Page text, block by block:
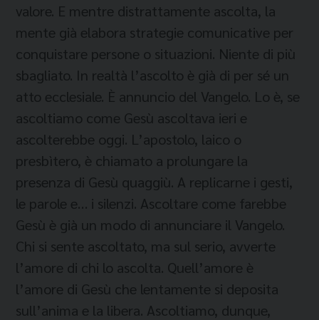
valore. E mentre distrattamente ascolta, la
mente già elabora strategie comunicative per
conquistare persone o situazioni. Niente di più
sbagliato. In realtà l’ascolto è già di per sé un
atto ecclesiale. È annuncio del Vangelo. Lo è, se
ascoltiamo come Gesù ascoltava ieri e
ascolterebbe oggi. L’apostolo, laico o
presbìtero, è chiamato a prolungare la
presenza di Gesù quaggiù. A replicarne i gesti,
le parole e… i silenzi. Ascoltare come farebbe
Gesù è già un modo di annunciare il Vangelo.
Chi si sente ascoltato, ma sul serio, avverte
l’amore di chi lo ascolta. Quell’amore è
l’amore di Gesù che lentamente si deposita
sull’anima e la libera. Ascoltiamo, dunque,